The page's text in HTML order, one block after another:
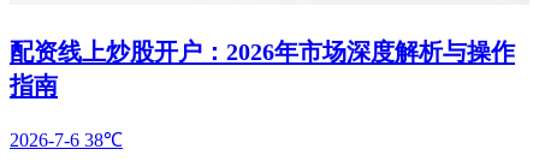
配资线上炒股开户：2026年市场深度解析与操作
指南
2026-7-6 38℃